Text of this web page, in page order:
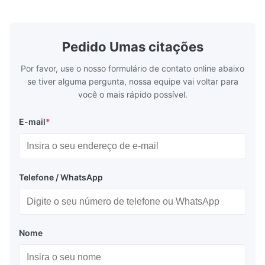
Display de escala
Display de metros
Embalagem e entrega:
EPS tray + cartão
Transporte marítimo ou aéreo
Application: Measuring equipment display
Test equipment display Instrument display
Pedido Umas citações
Por favor, use o nosso formulário de contato online abaixo
se tiver alguma pergunta, nossa equipe vai voltar para
você o mais rápido possível.
E-mail*
Telefone / WhatsApp
Nome